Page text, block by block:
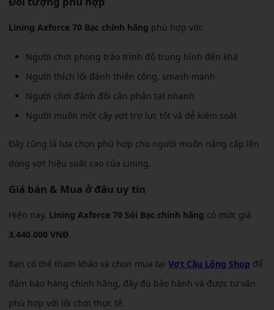
Lining Axforce 70 Bạc chính hãng phù hợp với:
Người chơi phong trào trình độ trung bình đến khá
Người thích lối đánh thiên công, smash mạnh
Người chơi đánh đôi cần phản tạt nhanh
Người muốn một cây vợt trợ lực tốt và dễ kiểm soát
Đây cũng là lựa chọn phù hợp cho người muốn nâng cấp lên
dòng vợt hiệu suất cao của Lining.
Giá bán & Mua ở đâu uy tín
Hiện nay, Lining Axforce 70 Sói Bạc chính hãng có mức giá
3.440.000 VNĐ.
Bạn có thể tham khảo và chọn mua tại Vợt Cầu Lông Shop để
đảm bảo hàng chính hãng, đầy đủ bảo hành và được tư vấn
phù hợp với lối chơi thực tế.